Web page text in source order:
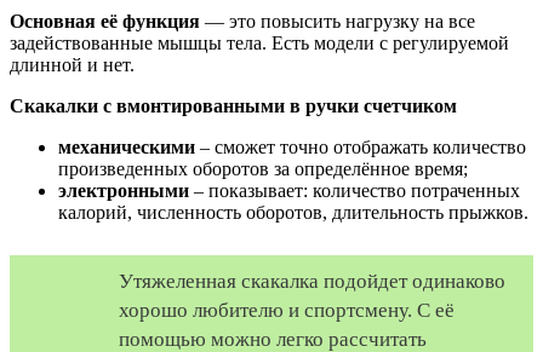
Основная её функция — это повысить нагрузку на все
задействованные мышцы тела. Есть модели с регулируемой
длинной и нет.
Скакалки с вмонтированными в ручки счетчиком
механическими – сможет точно отображать количество
произведенных оборотов за определённое время;
электронными – показывает: количество потраченных
калорий, численность оборотов, длительность прыжков.
Утяжеленная скакалка подойдет одинаково
хорошо любителю и спортсмену. С её
помощью можно легко рассчитать